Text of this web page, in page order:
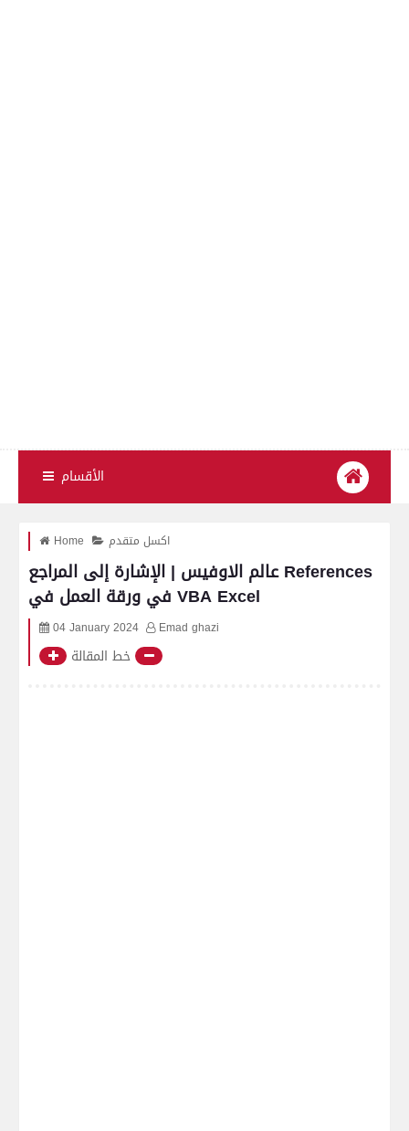
الأقسام
Home اكسل متقدم
عالم الاوفيس | الإشارة إلى المراجع References
في ورقة العمل في VBA Excel
04 January 2024 Emad ghazi
خط المقالة